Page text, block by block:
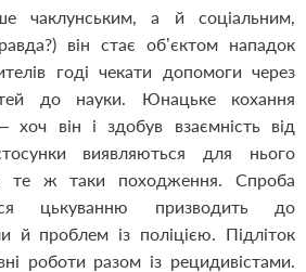
чаклунським, а й соціальним,
він стає об’єктом нападок
годі чекати допомоги через
до науки. Юнацьке кохання
він і здобув взаємність від
виявляються для нього
те ж таки походження. Спроба
цькуванню призводить до
й проблем із поліцією. Підліток
роботи разом із рецидивістами.